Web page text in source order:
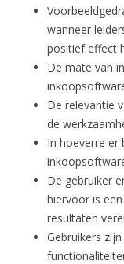
wanneer
positief effect
De mate van
De relevantie
de
In hoeverre er
De gebruiker
hiervoor is
resultaten
Gebruikers